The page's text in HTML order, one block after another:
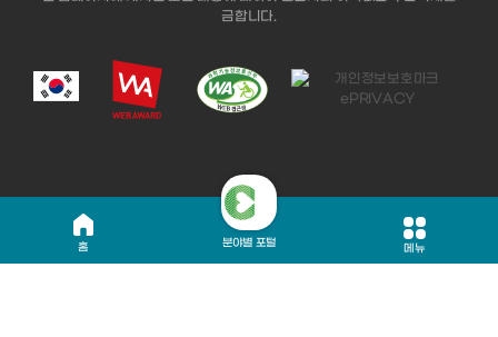
홈 분야별 포털 메뉴
금합니다.